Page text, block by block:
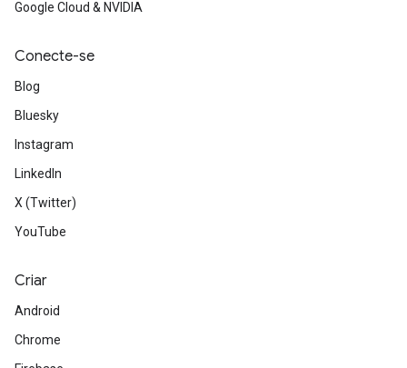
Google Cloud & NVIDIA
Conecte-se
Blog
Bluesky
Instagram
LinkedIn
X (Twitter)
YouTube
Criar
Android
Chrome